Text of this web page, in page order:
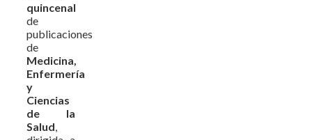
quincenal
de
publicaciones
de
Medicina,
Enfermería
y
Ciencias
de la
Salud